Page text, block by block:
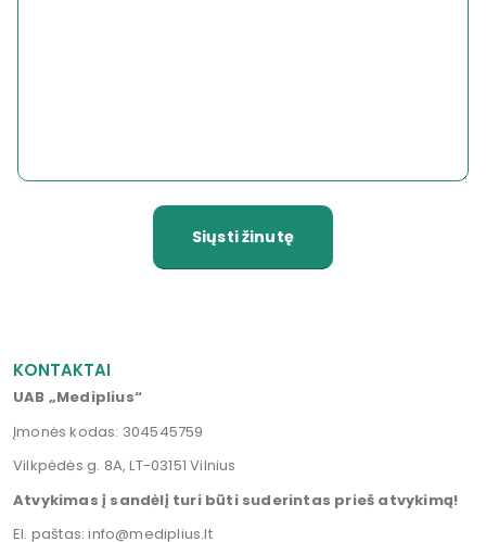
KONTAKTAI
UAB „Mediplius“
Įmonės kodas: 304545759
Vilkpėdės g. 8A, LT-03151 Vilnius
Atvykimas į sandėlį turi būti suderintas prieš atvykimą!
El. paštas:info@mediplius.lt